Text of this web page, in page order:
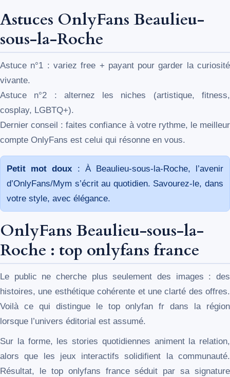
Astuces OnlyFans Beaulieu-
sous-la-Roche
Astuce n°1 : variez free + payant pour garder la curiosité
vivante.
Astuce n°2 : alternez les niches (artistique, fitness,
cosplay, LGBTQ+).
Dernier conseil : faites confiance à votre rythme, le meilleur
compte OnlyFans est celui qui résonne en vous.
Petit mot doux : À Beaulieu-sous-la-Roche, l’avenir
d’OnlyFans/Mym s’écrit au quotidien. Savourez-le, dans
votre style, avec élégance.
OnlyFans Beaulieu-sous-la-
Roche : top onlyfans france
Le public ne cherche plus seulement des images : des
histoires, une esthétique cohérente et une clarté des offres.
Voilà ce qui distingue le top onlyfan fr dans la région
lorsque l’univers éditorial est assumé.
Sur la forme, les stories quotidiennes animent la relation,
alors que les jeux interactifs solidifient la communauté.
Résultat, le top onlyfans france séduit par sa signature